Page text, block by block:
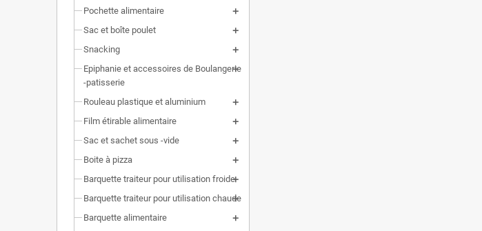
Pochette alimentaire
Sac et boîte poulet
Snacking
Epiphanie et accessoires de Boulangerie
-patisserie
Rouleau plastique et aluminium
Film étirable alimentaire
Sac et sachet sous -vide
Boite à pizza
Barquette traiteur pour utilisation froide
Barquette traiteur pour utilisation chaude
Barquette alimentaire